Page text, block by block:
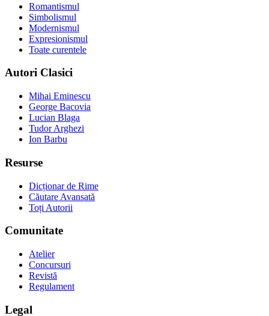
Romantismul
Simbolismul
Modernismul
Expresionismul
Toate curentele
Autori Clasici
Mihai Eminescu
George Bacovia
Lucian Blaga
Tudor Arghezi
Ion Barbu
Resurse
Dicționar de Rime
Căutare Avansată
Toți Autorii
Comunitate
Atelier
Concursuri
Revistă
Regulament
Legal